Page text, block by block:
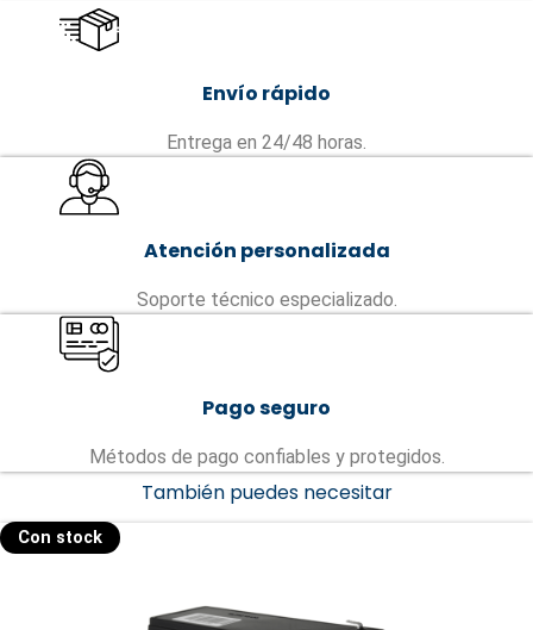
Envío rápido
Entrega en 24/48 horas.
Atención personalizada
Soporte técnico especializado.
Pago seguro
Métodos de pago confiables y protegidos.
También puedes necesitar
Con stock